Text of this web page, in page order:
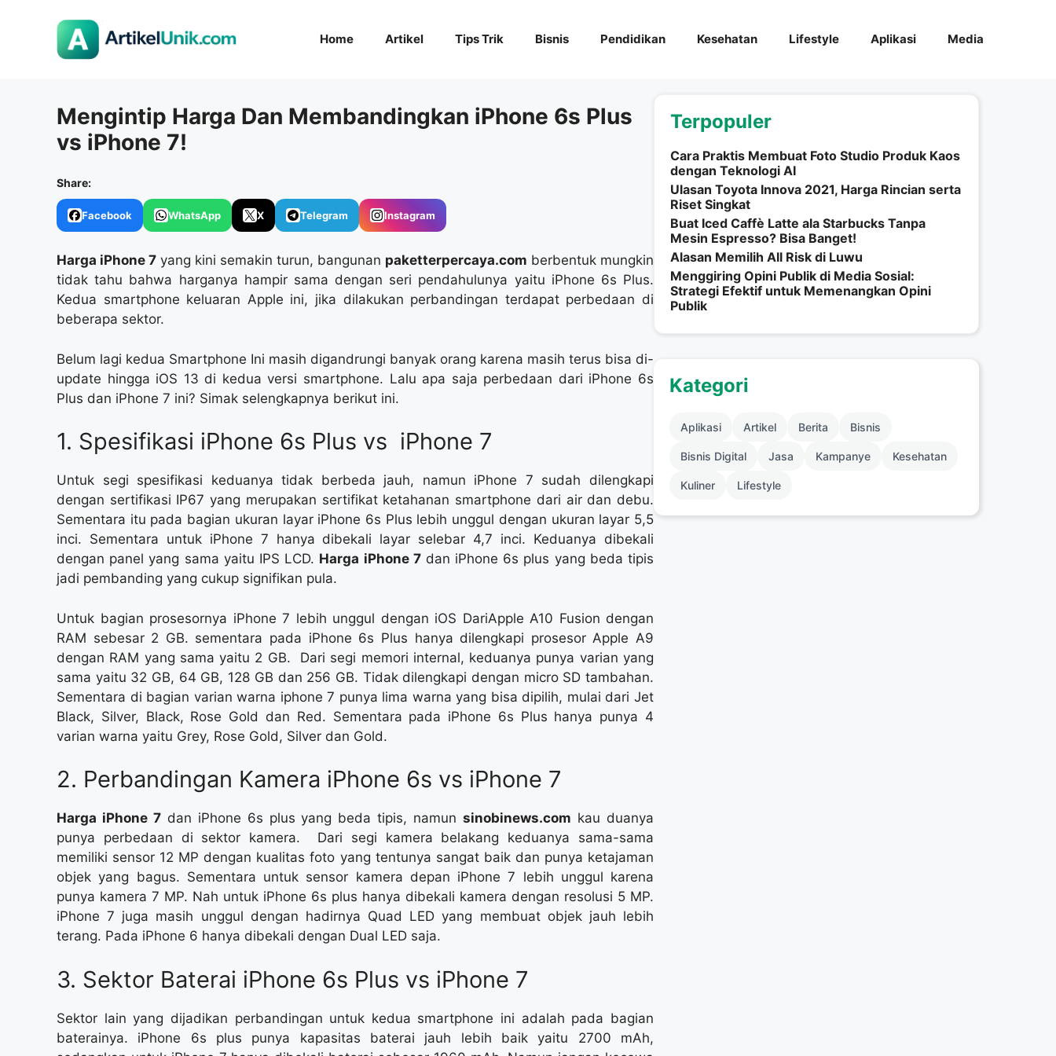
Home Artikel Tips Trik Bisnis Pendidikan Kesehatan Lifestyle Aplikasi Media
Mengintip Harga Dan Membandingkan iPhone 6s Plus
vs iPhone 7!
Share:
Facebook WhatsApp X Telegram Instagram
Harga iPhone 7 yang kini semakin turun, bangunan paketterpercaya.com berbentuk mungkin
tidak tahu bahwa harganya hampir sama dengan seri pendahulunya yaitu iPhone 6s Plus.
Kedua smartphone keluaran Apple ini, jika dilakukan perbandingan terdapat perbedaan di
beberapa sektor.
Belum lagi kedua Smartphone Ini masih digandrungi banyak orang karena masih terus bisa di-
update hingga iOS 13 di kedua versi smartphone. Lalu apa saja perbedaan dari iPhone 6s
Plus dan iPhone 7 ini? Simak selengkapnya berikut ini.
1. Spesifikasi iPhone 6s Plus vs iPhone 7
Untuk segi spesifikasi keduanya tidak berbeda jauh, namun iPhone 7 sudah dilengkapi
dengan sertifikasi IP67 yang merupakan sertifikat ketahanan smartphone dari air dan debu.
Sementara itu pada bagian ukuran layar iPhone 6s Plus lebih unggul dengan ukuran layar 5,5
inci. Sementara untuk iPhone 7 hanya dibekali layar selebar 4,7 inci. Keduanya dibekali
dengan panel yang sama yaitu IPS LCD. Harga iPhone 7dan iPhone 6s plus yang beda tipis
jadi pembanding yang cukup signifikan pula.
Untuk bagian prosesornya iPhone 7 lebih unggul dengan iOS DariApple A10 Fusion dengan
RAM sebesar 2 GB. sementara pada iPhone 6s Plus hanya dilengkapi prosesor Apple A9
dengan RAM yang sama yaitu 2 GB. Dari segi memori internal, keduanya punya varian yang
sama yaitu 32 GB, 64 GB, 128 GB dan 256 GB. Tidak dilengkapi dengan micro SD tambahan.
Sementara di bagian varian warna iphone 7 punya lima warna yang bisa dipilih, mulai dari Jet
Black, Silver, Black, Rose Gold dan Red. Sementara pada iPhone 6s Plus hanya punya 4
varian warna yaitu Grey, Rose Gold, Silver dan Gold.
2. Perbandingan Kamera iPhone 6s vs iPhone 7
Harga iPhone 7dan iPhone 6s plus yang beda tipis, namunsinobinews.com kau duanya
punya perbedaan di sektor kamera. Dari segi kamera belakang keduanya sama-sama
memiliki sensor 12 MP dengan kualitas foto yang tentunya sangat baik dan punya ketajaman
objek yang bagus. Sementara untuk sensor kamera depan iPhone 7 lebih unggul karena
punya kamera 7 MP. Nah untuk iPhone 6s plus hanya dibekali kamera dengan resolusi 5 MP.
iPhone 7 juga masih unggul dengan hadirnya Quad LED yang membuat objek jauh lebih
terang. Pada iPhone 6 hanya dibekali dengan Dual LED saja.
3. Sektor Baterai iPhone 6s Plus vs iPhone 7
Sektor lain yang dijadikan perbandingan untuk kedua smartphone ini adalah pada bagian
baterainya. iPhone 6s plus punya kapasitas baterai jauh lebih baik yaitu 2700 mAh,
Terpopuler
Cara Praktis Membuat Foto Studio Produk Kaos
dengan Teknologi AI
Ulasan Toyota Innova 2021, Harga Rincian serta
Riset Singkat
Buat Iced Caffè Latte ala Starbucks Tanpa
Mesin Espresso? Bisa Banget!
Alasan Memilih All Risk di Luwu
Menggiring Opini Publik di Media Sosial:
Strategi Efektif untuk Memenangkan Opini
Publik
Kategori
Aplikasi Artikel Berita Bisnis
Bisnis Digital Jasa Kampanye Kesehatan
Kuliner Lifestyle